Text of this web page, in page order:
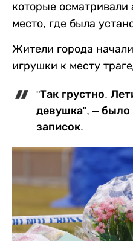
которые осматривали
место, где была
Жители города
игрушки к месту
"Так грустно.
девушка", – было
записок.